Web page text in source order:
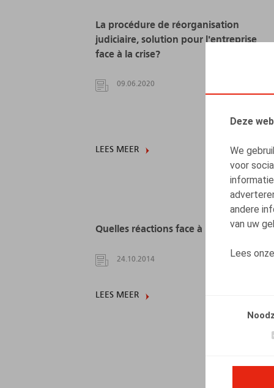
Deze
We
voor
andere
van uw
Lees onze
La procédure de réorganisation
judiciaire, solution pour l'entreprise
face à la crise?
09.06.2020
LEES MEER
Quelles réactions face à la fraude?
24.10.2014
LEES MEER